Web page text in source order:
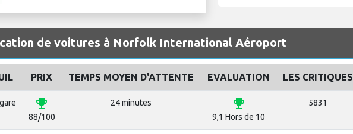
de voitures à Norfolk International Aéroport
PRIX TEMPS MOYEN D'ATTENTE EVALUATION LES CRITIQUES
emoji_events
88/100
24 minutes emoji_events
9,1 Hors de 10
5831